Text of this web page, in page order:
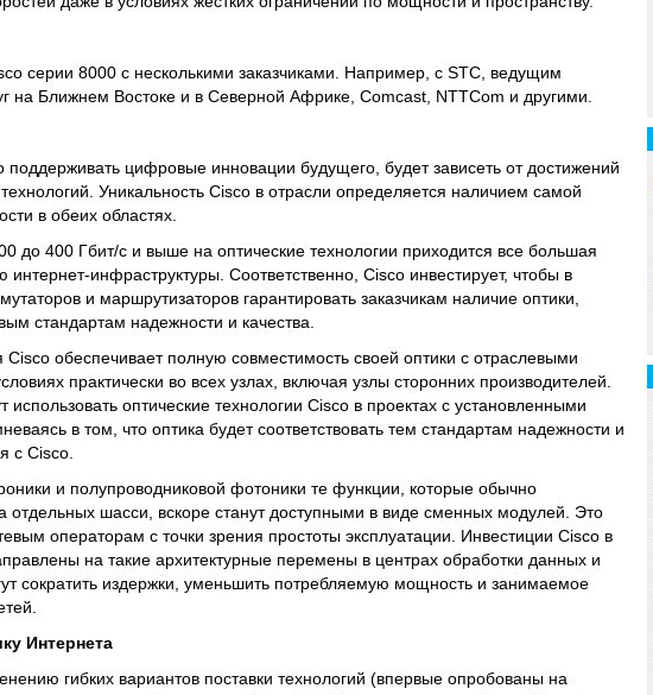
серии 8000 с несколькими заказчиками. Например, с STC, ведущим
на Ближнем Востоке и в Северной Африке, Comcast, NTTCom и другими.
поддерживать цифровые инновации будущего, будет зависеть от достижений
Уникальность Cisco в отрасли определяется наличием самой
в обеих областях.
до 400 Гбит/с и выше на оптические технологии приходится все большая
интернет-инфраструктуры. Соответственно, Cisco инвестирует, чтобы в
и маршрутизаторов гарантировать заказчикам наличие оптики,
стандартам надежности и качества.
обеспечивает полную совместимость своей оптики с отраслевыми
практически во всех узлах, включая узлы сторонних производителей.
использовать оптические технологии Cisco в проектах с установленными
в том, что оптика будет соответствовать тем стандартам надежности и
с Cisco.
и полупроводниковой фотоники те функции, которые обычно
отдельных шасси, вскоре станут доступными в виде сменных модулей. Это
операторам с точки зрения простоты эксплуатации. Инвестиции Cisco в
на такие архитектурные перемены в центрах обработки данных и
сократить издержки, уменьшить потребляемую мощность и занимаемое
Интернета
гибких вариантов поставки технологий (впервые опробованы на